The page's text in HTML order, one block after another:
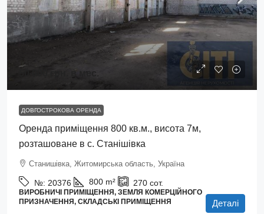
в мес.
ДОВГОСТРОКОВА ОРЕНДА
Оренда приміщення 800 кв.м., висота 7м,
розташоване в с. Станішівка
Станишівка, Житомирська область, Україна
№: 20376 800 m² 270 сот.
ВИРОБНИЧІ ПРИМІЩЕННЯ, ЗЕМЛЯ КОМЕРЦІЙНОГО
ПРИЗНАЧЕННЯ, СКЛАДСЬКІ ПРИМІЩЕННЯ
Деталі